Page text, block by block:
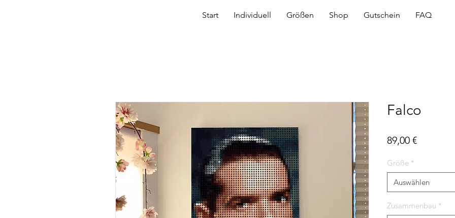
Start Individuell Größen Shop Gutschein FAQ
Falco
89,00 €Preis
Größe *
Auswählen
Zusammenbau *